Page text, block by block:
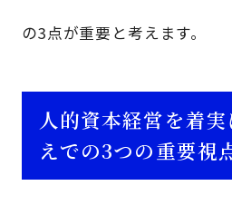
の3点が重要と考えます。
人的資本経営を着
えでの3つの重要視